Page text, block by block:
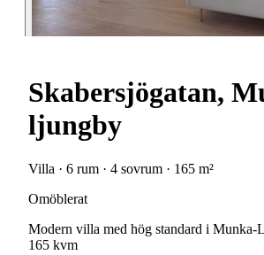
Skabersjögatan,
ljungby
Villa · 6 rum · 4 sovrum · 165 m²
Omöblerat
Modern villa med hög standard i Munka-
165 kvm